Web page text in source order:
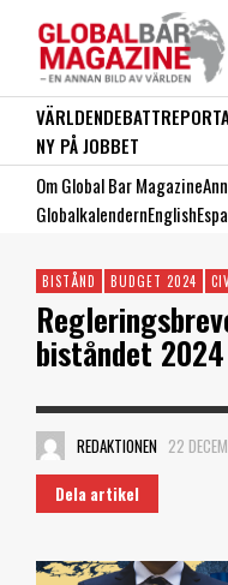
VÄRLDENDEBATT
NY PÅ JOBBET
Om Global Bar Magazine
GlobalkalendernEnglish
BISTÅND BUDGET 2024
biståndet 2024
REDAKTIONEN 22
Dela artikel